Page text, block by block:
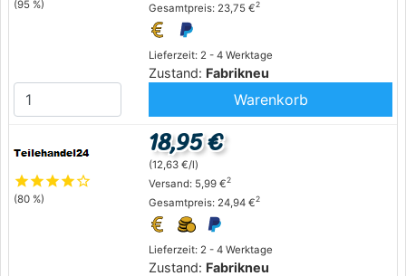
(95 %)
Lieferzeit: 2 - 4 Werktage
Zustand: Fabrikneu
Gesamtpreis: 23,75 €2
Warenkorb
starstarstarstarstar_outline
(80 %)
Lieferzeit: 2 - 4 Werktage
Zustand: Fabrikneu
18,95 €
(12,63 €/l)
Versand: 5,99 €2
Gesamtpreis: 24,94 €2